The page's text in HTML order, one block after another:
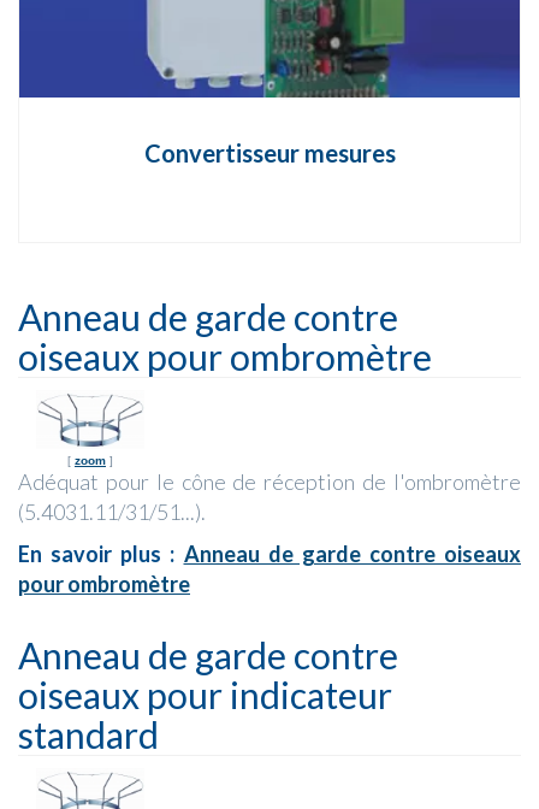
Convertisseur mesures
Anneau de garde contre
oiseaux pour ombromètre
[ zoom ]
Adéquat pour le cône de réception de l'ombromètre
(5.4031.11/31/51...).
En savoir plus : Anneau de garde contre oiseaux
pour ombromètre
Anneau de garde contre
oiseaux pour indicateur
standard